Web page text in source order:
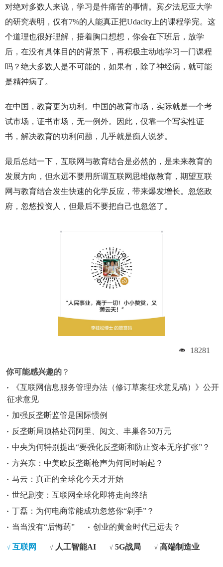
对绝对多数人来说，学习是件痛苦的事情。宾夕法尼亚大学
的研究表明，仅有7%的人能真正把Udacity上的课程学完。这
个道理也很好理解，捂着胸口想想，你会在下班后，放学
后，在没有具体目的的背景下，再积极主动地学习一门课程
吗？绝大多数人是不可能的，如果有，除了神经病，就可能
是精神病了。
在中国，教育更为功利。中国的教育市场，实际就是一个考
试市场，证书市场，无一例外。因此，仅靠一个写实性证
书，解决教育的功利问题，几乎就是痴人说梦。
最后总结一下，互联网与教育结合是必然的，是未来教育的
发展方向，但永远不要用所谓互联网思维做教育，期望互联
网与教育结合发生快速的化学反应，带来爆发增长。忽悠政
府，忽悠投资人，但最后不要把自己也忽悠了。
18281
你可能感兴趣的 ？
《互联网信息服务管理办法（修订草案征求意见稿）》公开
征求意见
加强反垄断监管是国际惯例
反垄断局顶格处罚阿里、阅文、丰巢各50万元
中央为何特别提出“要强化反垄断和防止资本无序扩张”？
方兴东：中美欧反垄断枪声为何同时响起？
马云：真正的全球化今天才开始
世纪剧变：互联网全球化即将走向终结
丁磊：为何电商常能成功忽悠你“剁手”？
当当没有“后悔药”
创业的黄金时代已远去？
√ 互联网 √ 人工智能AI √ 5G战局 √ 高端制造业